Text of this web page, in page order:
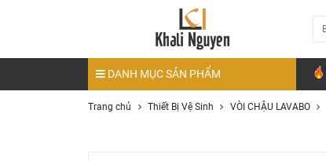
DANH MỤC SẢN PHẨM
Trang chủ Thiết Bị Vệ Sinh VÒI CHẬU LAVABO